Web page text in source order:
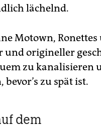
lächelnd.
Motown,
und origineller
zu kanalisieren
zu spät ist.
dem